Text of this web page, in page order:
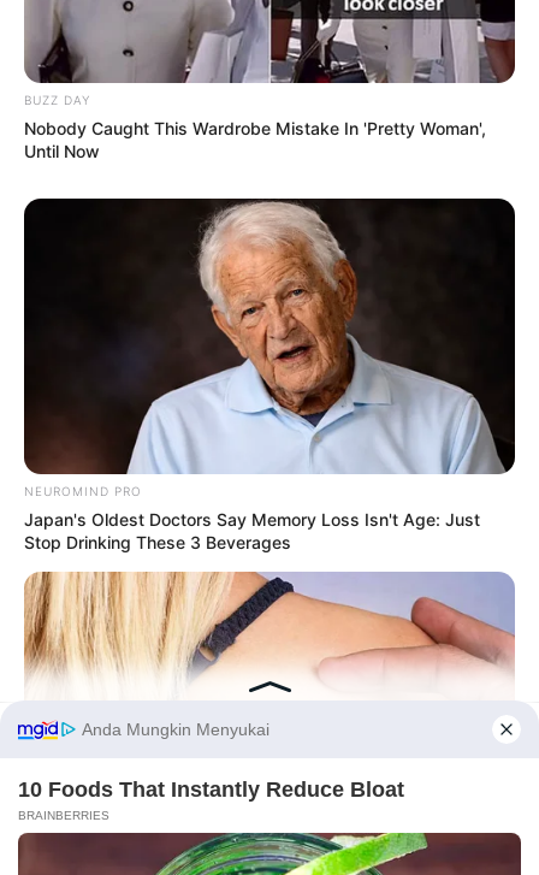
Tampil Lebih Modern, 7 Potret
Hasil Renovasi Rumah Berusia
90 Tahun
PRIVACY POLICY
BUZZ DAY
Nobody Caught This Wardrobe Mistake In 'Pretty Woman',
Until Now
NEUROMIND PRO
Japan's Oldest Doctors Say Memory Loss Isn't Age: Just
Stop Drinking These 3 Beverages
Before You Go